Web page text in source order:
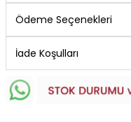
Ödeme Seçenekleri
İade Koşulları